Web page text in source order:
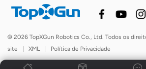
agrícolas TopXGun foram introduzidos
alimentação dos caranguejos. Ao
suas operações de forma mais
uma alimentação mais precisa e
aquacultura, os drones estão a ser
© 2026 TopXGun Robotics Co., Ltd. Todos os
site
| XML | Política de Privacidade